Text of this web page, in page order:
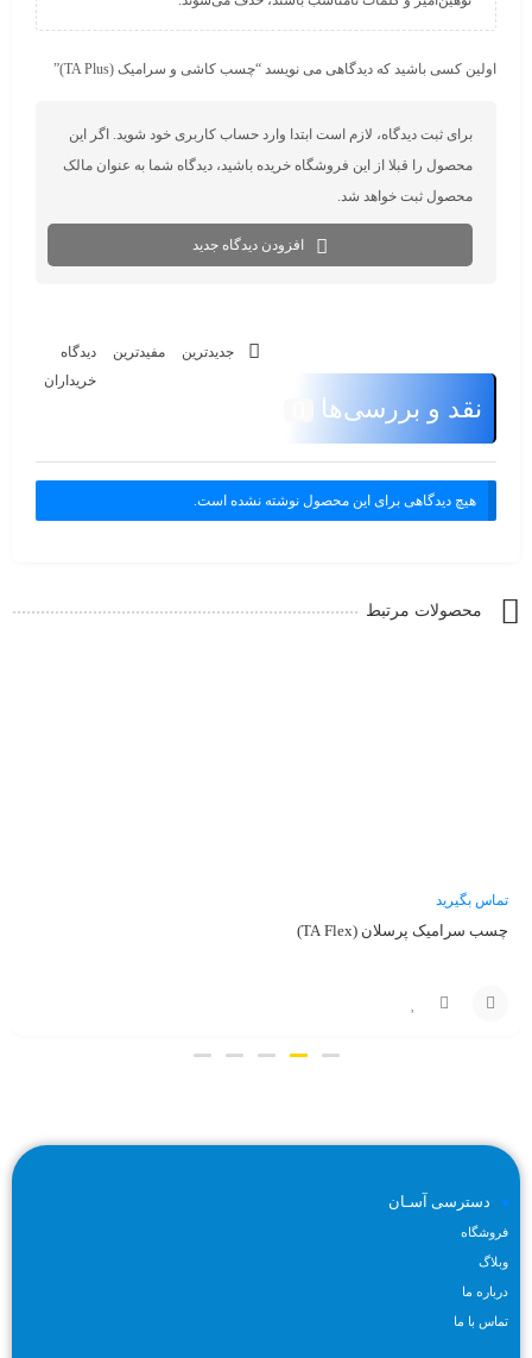
اولین کسی باشید که دیدگاهی می نویسد “چسب کاشی و سرامیک (TA Plus)​”
برای ثبت دیدگاه، لازم است ابتدا وارد حساب کاربری خود شوید. اگر این
محصول را قبلا از این فروشگاه خریده باشید، دیدگاه شما به عنوان مالک
محصول ثبت خواهد شد.
افزودن دیدگاه جدید
نقد و بررسی‌ها
جدیدترین مفیدترین
دیدگاه
خریداران
هیچ دیدگاهی برای این محصول نوشته نشده است.
محصولات مرتبط
تماس بگیرید
چسب سرامیک پرسلان (TA Flex)
دسترسی آسـان
فروشگاه
وبلاگ
درباره ما
تماس با ما